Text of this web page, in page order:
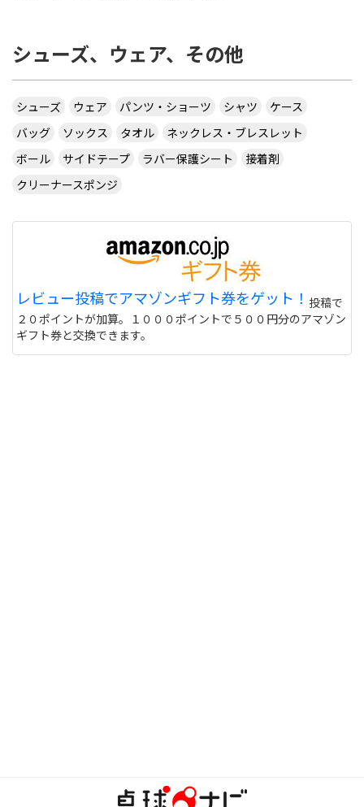
シューズ、ウェア、その他
シューズ ウェア パンツ・ショーツ シャツ
ケース
バッグ
ソックス タオル
ネックレス・ブレスレット
ボール
サイドテープ ラバー保護シート
接着剤
クリーナースポンジ
レビュー投稿でアマゾンギフト券をゲット！ 投稿で
２０ポイントが加算。１０００ポイントで５００円分のアマゾン
ギフト券と交換できます。